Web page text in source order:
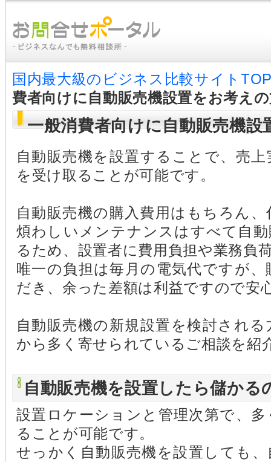
国内最大級のビジネス比較サイト
費者向けに自動販売機設置をお考え
一般消費者向けに自動販売機設
自動販売機を設置することで、売
を受け取ることが可能です。
自動販売機の購入費用はもちろん
煩わしいメンテナンスはすべて自
るため、設置者に費用負担や業務負
唯一の負担は毎月の電気代ですが
だき、余った差額は利益ですので安
自動販売機の新規設置を検討され
から多く寄せられているご相談を紹
自動販売機を設置したら儲かる
設置ロケーションと管理次第で、
ることが可能です。
せっかく自動販売機を設置しても